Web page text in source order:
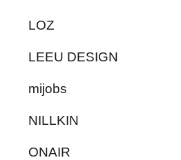
LOZ
LEEU DESIGN
mijobs
NILLKIN
ONAIR